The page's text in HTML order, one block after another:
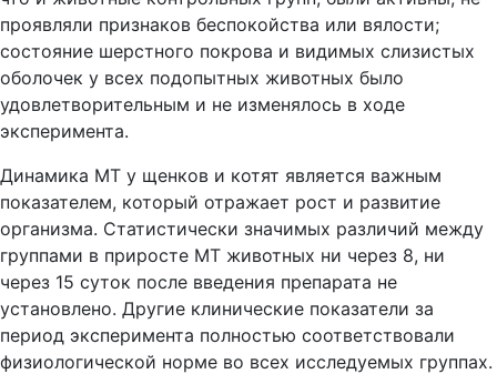
проявляли признаков беспокойства или вялости;
состояние шерстного покрова и видимых слизистых
оболочек у всех подопытных животных было
удовлетворительным и не изменялось в ходе
эксперимента.
Динамика МТ у щенков и котят является важным
показателем, который отражает рост и развитие
организма. Статистически значимых различий между
группами в приросте МТ животных ни через 8, ни
через 15 суток после введения препарата не
установлено. Другие клинические показатели за
период эксперимента полностью соответствовали
физиологической норме во всех исследуемых группах.